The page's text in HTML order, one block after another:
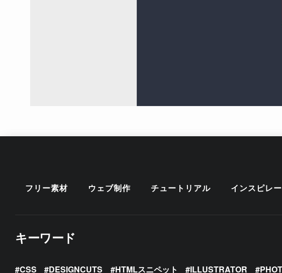
フリー素材 ウェブ制作 チュートリアル インスピレ
キーワード
CSS DESIGNCUTS HTMLスニペット ILLUSTRATOR